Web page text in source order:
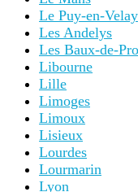
Le Puy-en-Velay
Les Andelys
Les Baux-de-
Libourne
Lille
Limoges
Limoux
Lisieux
Lourdes
Lourmarin
Lyon